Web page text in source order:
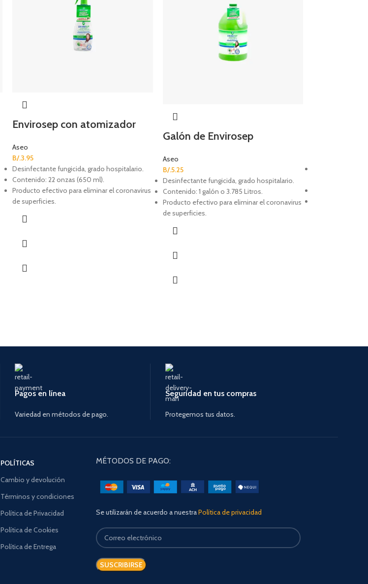
Envirosep con atomizador
Aseo
B/.3.95
Desinfectante fungicida, grado hospitalario.
Contenido: 22 onzas (650 ml).
Producto efectivo para eliminar el coronavirus
de superficies.
Galón de Envirosep
Aseo
B/.5.25
Desinfectante fungicida, grado hospitalario.
Contenido: 1 galón o 3.785 Litros.
Producto efectivo para eliminar el coronavirus
de superficies.
Pagos en línea
Variedad en métodos de pago.
Seguridad en tus compras
Protegemos tus datos.
POLÍTICAS
Cambio y devolución
Términos y condiciones
Política de Privacidad
Política de Cookies
Política de Entrega
MÉTODOS DE PAGO:
Se utilizarán de acuerdo a nuestraPolítica de privacidad